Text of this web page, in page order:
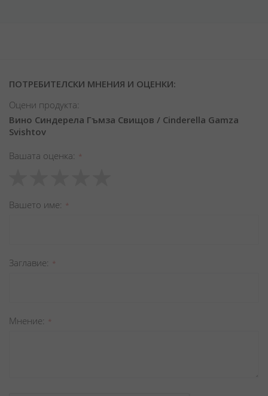
ПОТРЕБИТЕЛСКИ МНЕНИЯ И ОЦЕНКИ:
Оцени продукта:
Вино Синдерела Гъмза Свищов / Cinderella Gamza
Svishtov
Вашата оценка
star
stars
stars
stars
stars
Вашето име
Заглавиe
Мнение